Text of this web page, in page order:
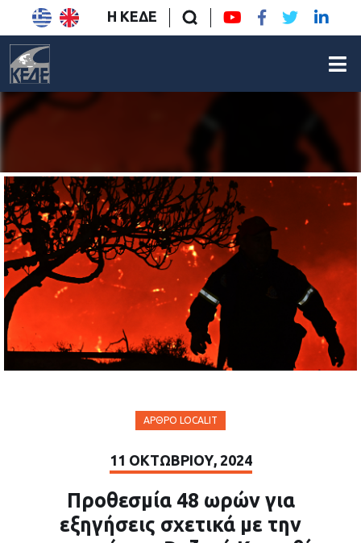
Η ΚΕΔΕ
ΆΡΘΡΟ LOCALIT
11 ΟΚΤΩΒΡΊΟΥ, 2024
Προθεσμία 48 ωρών για
εξηγήσεις σχετικά με την